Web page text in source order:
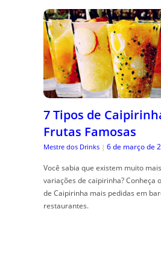
7 Tipos de
Frutas Famosas
Mestre dos Drinks | 6 de março de
Você sabia que existem muito
variações de caipirinha? Conheça
de Caipirinha mais pedidas em
restaurantes.